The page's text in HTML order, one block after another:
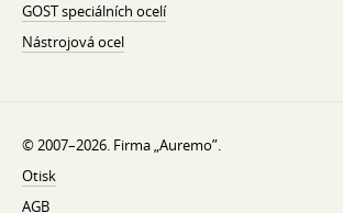
GOST speciálních ocelí
Nástrojová ocel
© 2007–2026. Firma „Auremo”.
Otisk
AGB